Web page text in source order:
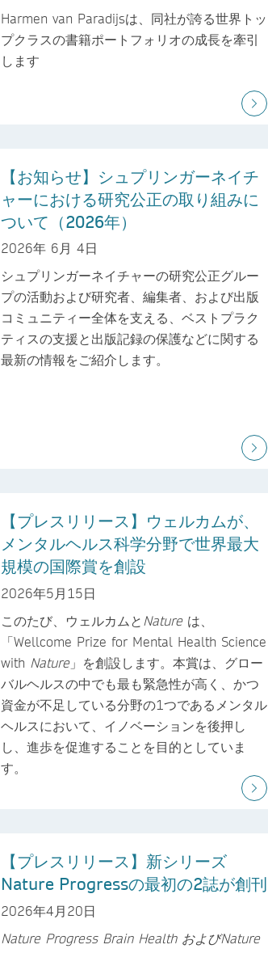
Harmen van Paradijsは、同社が誇る世界トッ
プクラスの書籍ポートフォリオの成長を牽引
します
【お知らせ】シュプリンガーネイチ
ャーにおける研究公正の取り組みに
ついて（2026年）
2026年 6月 4日
シュプリンガーネイチャーの研究公正グルー
プの活動および研究者、編集者、および出版
コミュニティー全体を支える、ベストプラク
ティスの支援と出版記録の保護などに関する
最新の情報をご紹介します。
【プレスリリース】ウェルカムが、
メンタルヘルス科学分野で世界最大
規模の国際賞を創設
2026年5月15日
このたび、ウェルカムと Nature は、
「Wellcome Prize for Mental Health Science
with Nature」を創設します。本賞は、グロー
バルヘルスの中でも最も緊急性が高く、かつ
資金が不足している分野の1つであるメンタル
ヘルスにおいて、イノベーションを後押し
し、進歩を促進することを目的としていま
す。
【プレスリリース】新シリーズ
Nature Progressの最初の2誌が創刊
2026年4月20日
Nature Progress Brain Health およびNature